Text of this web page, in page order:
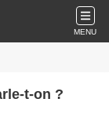
MENU
t-on ?